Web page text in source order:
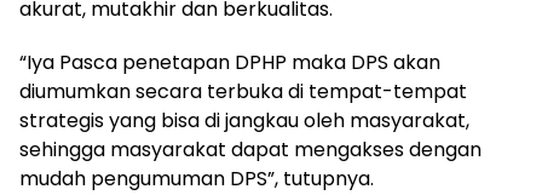
akurat, mutakhir dan berkualitas.
“Iya Pasca penetapan DPHP maka DPS akan
diumumkan secara terbuka di tempat-tempat
strategis yang bisa di jangkau oleh masyarakat,
sehingga masyarakat dapat mengakses dengan
mudah pengumuman DPS”, tutupnya.